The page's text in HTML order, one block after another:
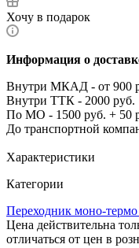
Хочу в подарок
Информация о
Внутри МКАД - от 900
Внутри ТТК - 2000 руб.
По МО - 1500 руб. + 50
До транспортной
Характеристики
Категории
Переходник моно-
Цена действительна
отличаться от цен в